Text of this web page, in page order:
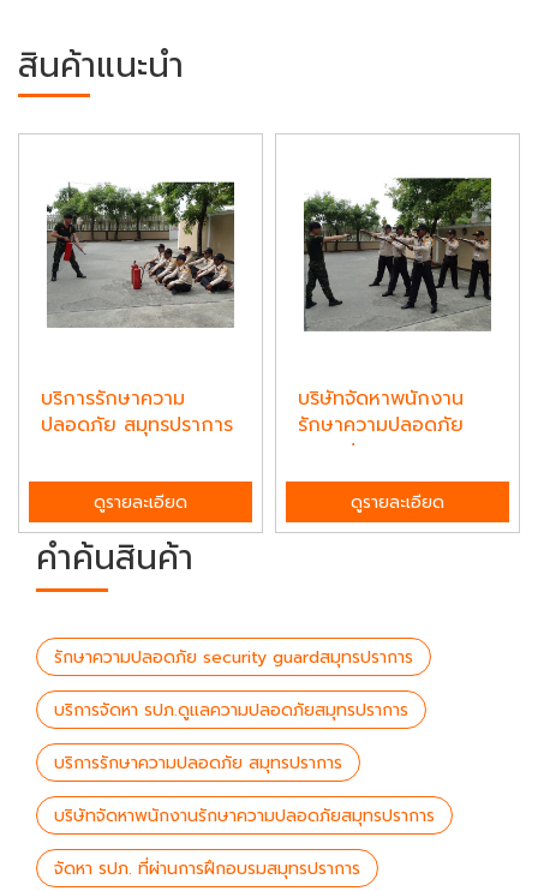
สินค้าแนะนำ
บริการรักษาความ
ปลอดภัย สมุทรปราการ
ดูรายละเอียด
บริษัทจัดหาพนักงาน
รักษาความปลอดภัย
สมุทรปราการ
ดูรายละเอียด
คำค้นสินค้า
รักษาความปลอดภัย security guardสมุทรปราการ
บริการจัดหา รปภ.ดูแลความปลอดภัยสมุทรปราการ
บริการรักษาความปลอดภัย สมุทรปราการ
บริษัทจัดหาพนักงานรักษาความปลอดภัยสมุทรปราการ
จัดหา รปภ. ที่ผ่านการฝึกอบรมสมุทรปราการ